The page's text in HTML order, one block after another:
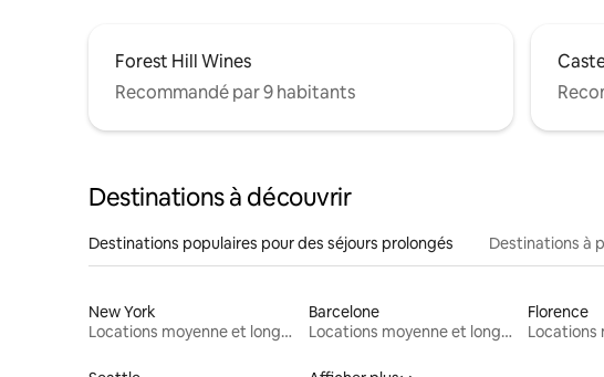
Forest Hill Wines
Recommandé par 9 habitants
Destinations à découvrir
Destinations populaires pour des séjours prolongés Destinations à
New York
Locations moyenne et longue durée
Barcelone
Locations moyenne et longue durée
Florence